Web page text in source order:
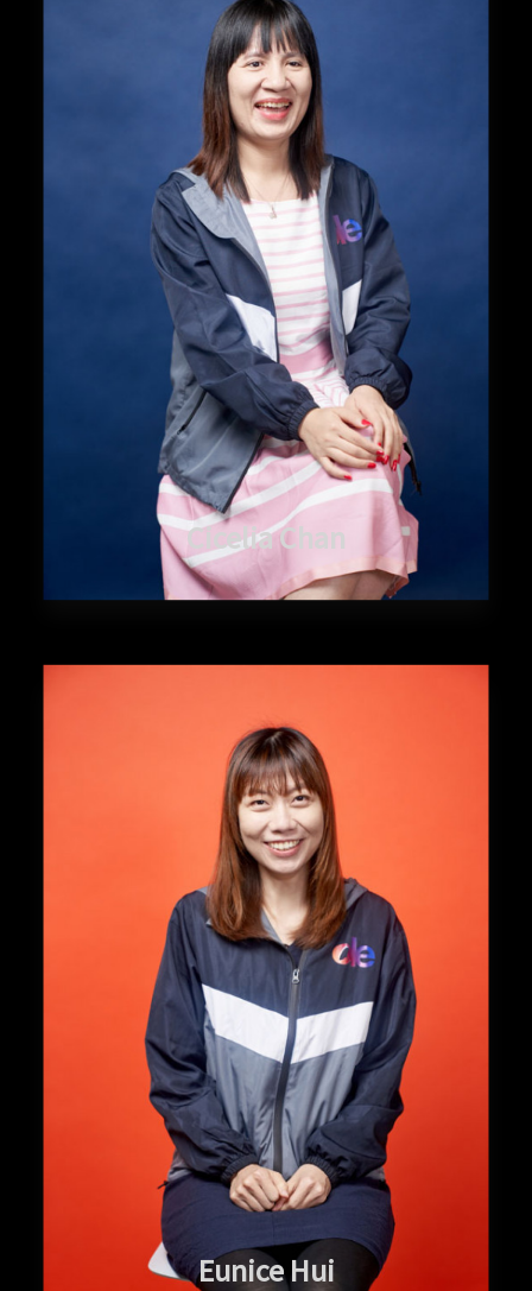
Cicelia Chan
Eunice Hui